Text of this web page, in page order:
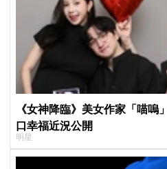
《女神降臨》美女作家「喵嗚
口幸福近況公開
明星